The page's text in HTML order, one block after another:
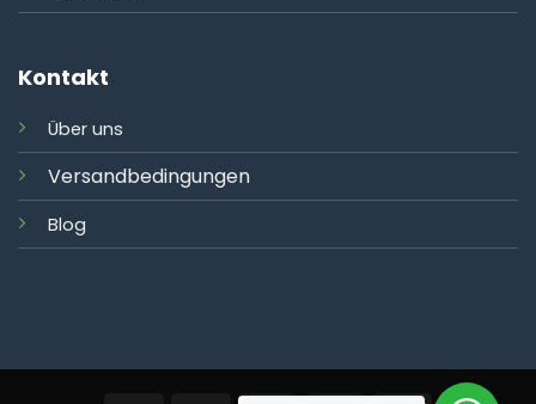
Kontakt
Über uns
Versandbedingungen
Blog